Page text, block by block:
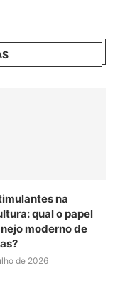
na
qual o papel
moderno de
de 2026